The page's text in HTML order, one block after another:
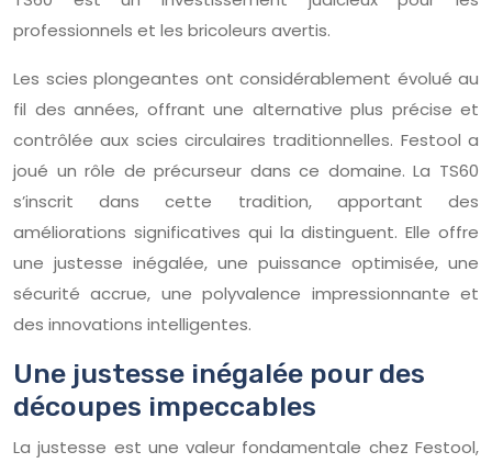
professionnels et les bricoleurs avertis.
Les scies plongeantes ont considérablement évolué au
fil des années, offrant une alternative plus précise et
contrôlée aux scies circulaires traditionnelles. Festool a
joué un rôle de précurseur dans ce domaine. La TS60
s’inscrit dans cette tradition, apportant des
améliorations significatives qui la distinguent. Elle offre
une justesse inégalée, une puissance optimisée, une
sécurité accrue, une polyvalence impressionnante et
des innovations intelligentes.
Une justesse inégalée pour des
découpes impeccables
La justesse est une valeur fondamentale chez Festool,